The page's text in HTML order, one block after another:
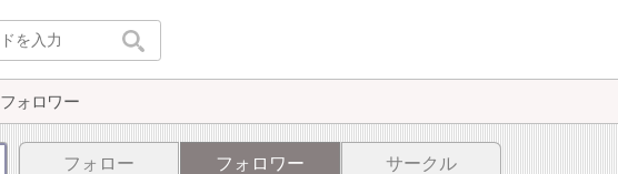
フォロワー
フォロー フォロワー サークル